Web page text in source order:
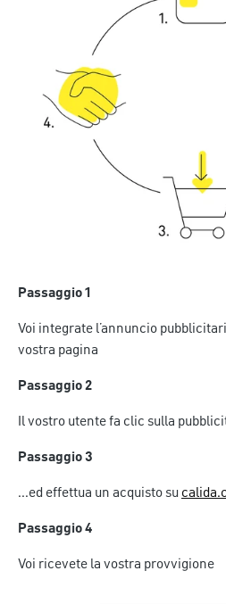
Passaggio 1
Voi integrate l’annuncio
vostra pagina
Passaggio 2
Il vostro utente fa clic sulla
Passaggio 3
...ed effettua un acquisto su
Passaggio 4
Voi ricevete la vostra provvigione